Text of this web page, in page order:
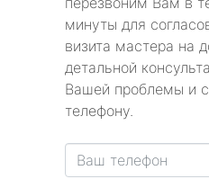
минуты для
визита мастера на
детальной
Вашей проблемы и
телефону.